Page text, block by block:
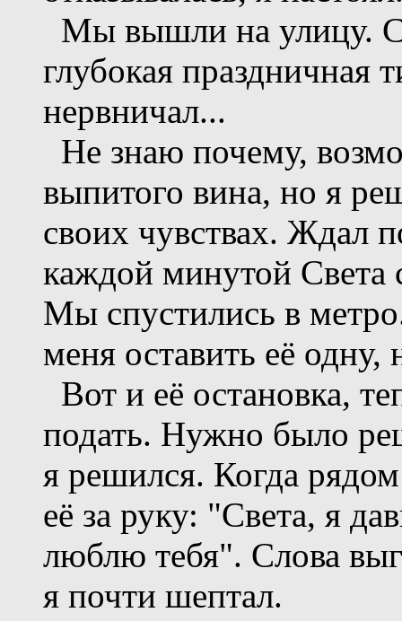
Мы вышли на улицу.
глубокая праздничная
нервничал...
Не знаю почему,
выпитого вина, но я
своих чувствах. Ждал
каждой минутой Света
Мы спустились в
меня оставить её одну,
Вот и её остановка,
подать. Нужно было
я решился. Когда
её за руку: "Света, я
люблю тебя". Слова
я почти шептал.